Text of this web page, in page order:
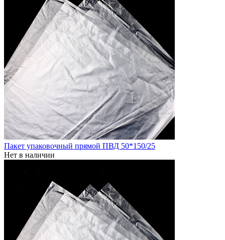
Пакет упаковочный прямой ПВД 50*150/25
Нет в наличии